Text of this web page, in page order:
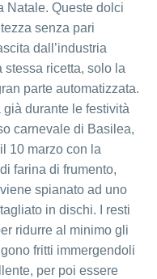
Natale. Queste dolci
senza pari
dall’industria
stessa ricetta, solo la
parte automatizzata.
durante le festività
carnevale di Basilea,
10 marzo con la
farina di frumento,
spianato ad uno
in dischi. I resti
ridurre al minimo gli
fritti immergendoli
per poi essere